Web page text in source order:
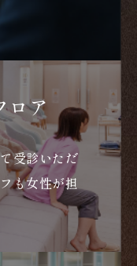
ロア
受診いただ
も女性が担